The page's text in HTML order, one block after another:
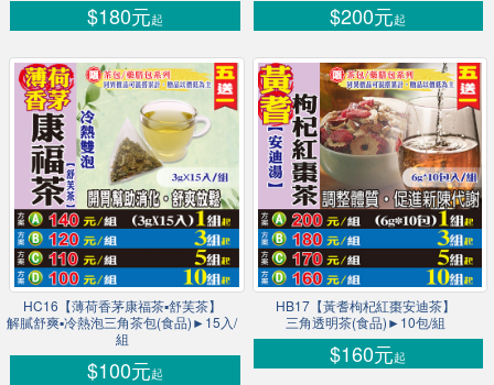
$180元起 $200元起
HC16【薄荷香茅康福茶▪舒芙茶】
解膩舒爽▪冷熱泡三角茶包(食品)►15入/
組
$100元起
HB17【黃耆枸杞紅棗安迪茶】
三角透明茶(食品)►10包/組
$160元起